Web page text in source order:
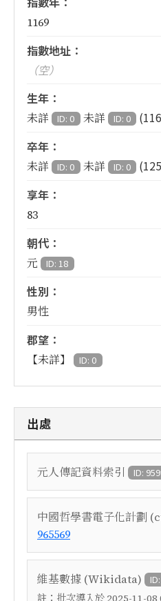
1169
指數地址：
（空）
生年：
未詳 ID: 0 未詳 ID: 0
卒年：
未詳 ID: 0 未詳 ID: 0
享年：
83
朝代：
元 ID: 18
性別：
男性
郡望：
【未詳】 ID: 0
出處
元人傳記資料索引 ID:
中國哲學書電子化計劃
965569
維基數據 (Wikidata)
註： 批次導入於 2025-11-